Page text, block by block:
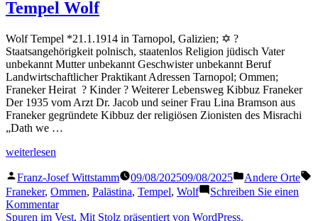
Tempel Wolf
Wolf Tempel *21.1.1914 in Tarnopol, Galizien; ✡ ?
Staatsangehörigkeit polnisch, staatenlos Religion jüdisch Vater
unbekannt Mutter unbekannt Geschwister unbekannt Beruf
Landwirtschaftlicher Praktikant Adressen Tarnopol; Ommen;
Franeker Heirat ? Kinder ? Weiterer Lebensweg Kibbuz Franeker
Der 1935 vom Arzt Dr. Jacob und seiner Frau Lina Bramson aus
Franeker gegründete Kibbuz der religiösen Zionisten des Misrachi
„Dath we …
„Tempel
weiterlesen
Veröffentlicht
von
Franz-Josef Wittstamm 09/08/202509/08/2025
Veröffentlicht
in
Andere Orte
Franeker, Ommen, Palästina, Tempel, Wolf
Schreiben Sie einen
Kommentarzu
Tempel
Spuren im Vest, Mit Stolz präsentiert von WordPress.